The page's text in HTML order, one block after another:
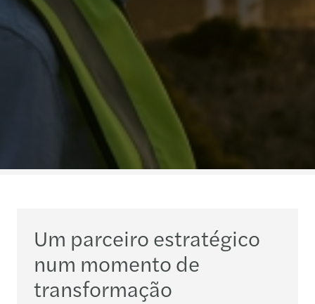
Um parceiro estratégico
num momento de
transformação